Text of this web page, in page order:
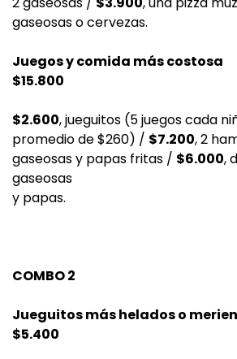
gaseosas o cervezas.
Juegos y comida más costosa
$15.800
$2.600, jueguitos (5 juegos cada
promedio de $260) / $7.200, 2
gaseosas y papas fritas / $6.000,
gaseosas
y papas.
COMBO 2
Jueguitos más helados o
$5.400